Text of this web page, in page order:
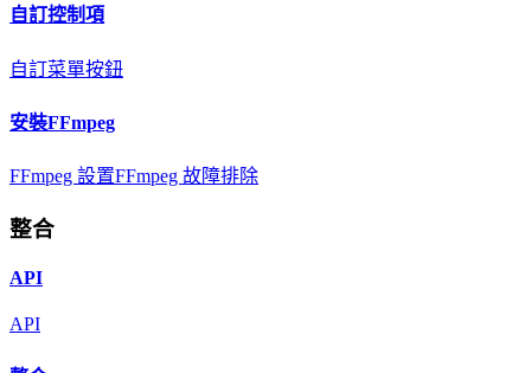
自訂控制項
自訂菜單按鈕
安裝FFmpeg
FFmpeg 設置FFmpeg 故障排除
整合
API
API